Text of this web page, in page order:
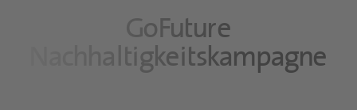
GoFuture
Nachhaltigkeitskampagne